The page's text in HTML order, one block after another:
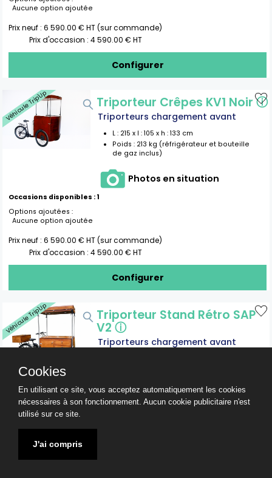
Aucune option ajoutée
Prix neuf :6 590.00 € HT (sur commande)
Prix d'occasion : 4 590.00 € HT
Configurer
Véhicule Trip'Up Triporteur Crêpes KV1 Noirⓘ
Triporteurs chargement avant
L : 215 x l :105 x h :133 cm
Poids : 213 kg (réfrigérateur et bouteille
de gaz inclus)
Photos en situation
Occasions disponibles : 1
Options ajoutées :
Aucune option ajoutée
Prix neuf :6 590.00 € HT (sur commande)
Prix d'occasion : 4 590.00 € HT
Configurer
Véhicule Trip'Up Triporteur Stand Rétro SAP
V2 ⓘ
Triporteurs chargement avant
L :243x l :91x h :96cm
Poids :174 kg environ (sans la batterie
Options ajoutées :
Cookies
En utilisant ce site, vous acceptez automatiquement les cookies
nécessaires à son fonctionnement. Aucun cookie publicitaire n'est
utilisé sur ce site.
J'ai compris